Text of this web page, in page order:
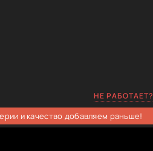
НЕ РАБОТАЕТ?
и качество добавляем раньше!